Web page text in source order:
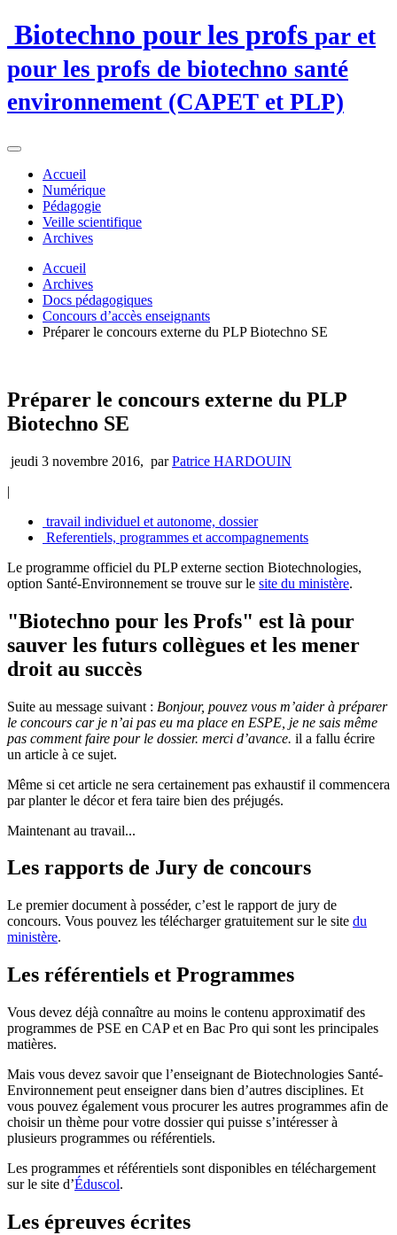
Biotechno pour les profs par et
pour les profs de biotechno santé
environnement (CAPET et PLP)
Accueil
Numérique
Pédagogie
Veille scientifique
Archives
Accueil
Archives
Docs pédagogiques
Concours d’accès enseignants
Préparer le concours externe du PLP Biotechno SE
Préparer le concours externe du PLP
Biotechno SE
jeudi 3 novembre 2016, parPatrice HARDOUIN
|
travail individuel et autonome, dossier
Referentiels, programmes et accompagnements
Le programme officiel du PLP externe section Biotechnologies,
option Santé-Environnement se trouve sur le site du ministère.
"Biotechno pour les Profs" est là pour
sauver les futurs collègues et les mener
droit au succès
Suite au message suivant : Bonjour, pouvez vous m’aider à préparer
le concours car je n’ai pas eu ma place en ESPE, je ne sais même
pas comment faire pour le dossier. merci d’avance. il a fallu écrire
un article à ce sujet.
Même si cet article ne sera certainement pas exhaustif il commencera
par planter le décor et fera taire bien des préjugés.
Maintenant au travail...
Les rapports de Jury de concours
Le premier document à posséder, c’est le rapport de jury de
concours. Vous pouvez les télécharger gratuitement sur le site du
ministère.
Les référentiels et Programmes
Vous devez déjà connaître au moins le contenu approximatif des
programmes de PSE en CAP et en Bac Pro qui sont les principales
matières.
Mais vous devez savoir que l’enseignant de Biotechnologies Santé-
Environnement peut enseigner dans bien d’autres disciplines. Et
vous pouvez également vous procurer les autres programmes afin de
choisir un thème pour votre dossier qui puisse s’intéresser à
plusieurs programmes ou référentiels.
Les programmes et référentiels sont disponibles en téléchargement
sur le site d’Éduscol.
Les épreuves écrites